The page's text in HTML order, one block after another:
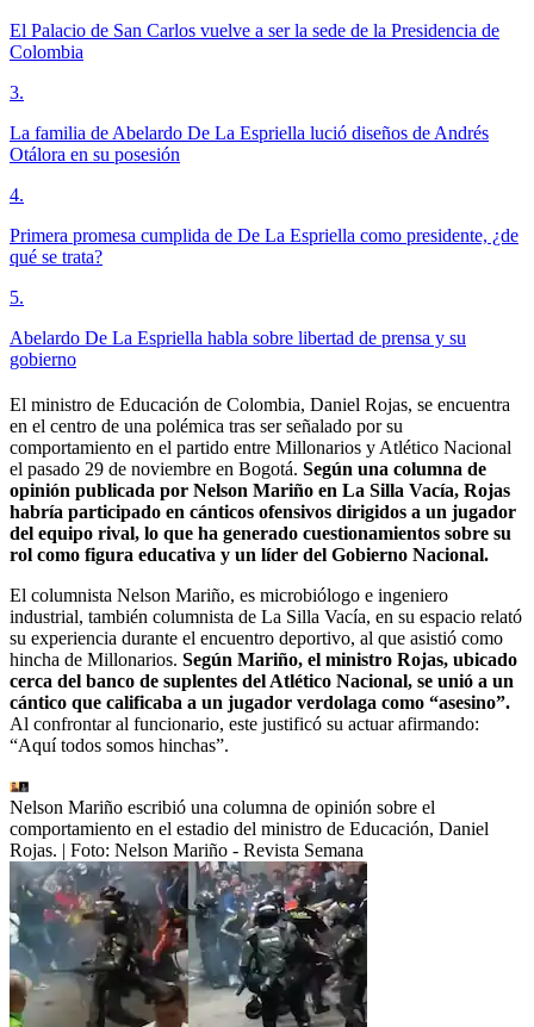
El Palacio de San Carlos vuelve a ser la sede de la Presidencia de
Colombia
3.
La familia de Abelardo De La Espriella lució diseños de Andrés
Otálora en su posesión
4.
Primera promesa cumplida de De La Espriella como presidente, ¿de
qué se trata?
5.
Abelardo De La Espriella habla sobre libertad de prensa y su
gobierno
El ministro de Educación de Colombia, Daniel Rojas, se encuentra
en el centro de una polémica tras ser señalado por su
comportamiento en el partido entre Millonarios y Atlético Nacional
el pasado 29 de noviembre en Bogotá. Según una columna de
opinión publicada por Nelson Mariño en La Silla Vacía, Rojas
habría participado en cánticos ofensivos dirigidos a un jugador
del equipo rival, lo que ha generado cuestionamientos sobre su
rol como figura educativa y un líder del Gobierno Nacional.
El columnista Nelson Mariño, es microbiólogo e ingeniero
industrial, también columnista de La Silla Vacía, en su espacio relató
su experiencia durante el encuentro deportivo, al que asistió como
hincha de Millonarios. Según Mariño, el ministro Rojas, ubicado
cerca del banco de suplentes del Atlético Nacional, se unió a un
cántico que calificaba a un jugador verdolaga como “asesino”.
Al confrontar al funcionario, este justificó su actuar afirmando:
“Aquí todos somos hinchas”.
Nelson Mariño escribió una columna de opinión sobre el
comportamiento en el estadio del ministro de Educación, Daniel
Rojas. | Foto: Nelson Mariño - Revista Semana